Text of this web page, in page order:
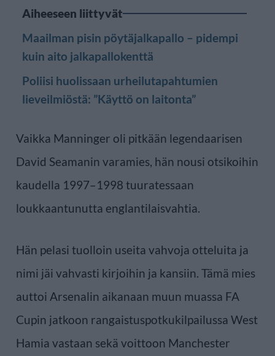
Aiheeseen liittyvät
Maailman pisin pöytäjalkapallo – pidempi
kuin aito jalkapallokenttä
Poliisi huolissaan urheilutapahtumien
lieveilmiöstä: ”Käyttö on laitonta”
Vaikka Manninger oli pitkään legendaarisen
David Seamanin varamies, hän nousi otsikoihin
kaudella 1997–1998 tuuratessaan
loukkaantunutta englantilaisvahtia.
Hän pelasi tuolloin useita vahvoja otteluita ja
nimi jäi vahvasti kirjoihin ja kansiin. Tämä mies
auttoi Arsenalin aikanaan muun muassa FA
Cupin jatkoon rangaistuspotkukilpailussa West
Hamia vastaan sekä voittoon Manchester